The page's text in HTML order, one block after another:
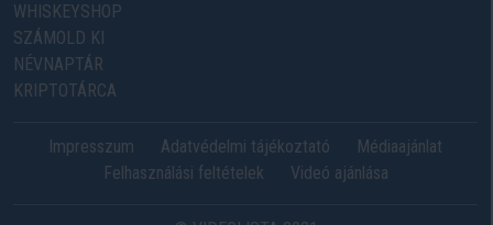
WHISKEYSHOP
SZÁMOLD KI
NÉVNAPTÁR
KRIPTOTÁRCA
Impresszum Adatvédelmi tájékoztató
Médiaajánlat
Felhasználási feltételek
Videó ajánlása